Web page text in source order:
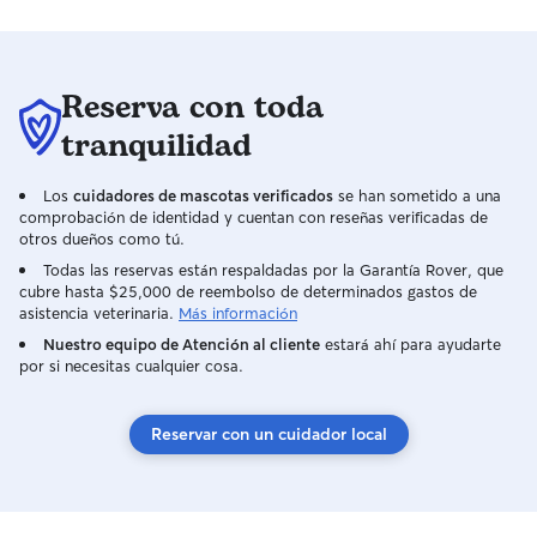
remota desde casa, lo que me permite
estar presente, atenta y disponible
durante el día. Esto facilita que las
periodos de tiempo y reciban compañía
constante. Organizo mi día de manera
(alimentación, paseos, descanso) y
asegurarme de que estén cómodas,
momento. También tengo disponibilidad
algunos fines de semana que estoy en
necesidades de cada mascota y a las
indicaciones de sus dueños, ya sea en mi
Reserva con toda
tranquilidad
Los cuidadores de mascotas verificados se han sometido a una
comprobación de identidad y cuentan con reseñas verificadas de
otros dueños como tú.
Todas las reservas están respaldadas por la Garantía Rover, que
cubre hasta $25,000 de reembolso de determinados gastos de
asistencia veterinaria. Más información
Nuestro equipo de Atención al cliente estará ahí para ayudarte
por si necesitas cualquier cosa.
Reservar con un cuidador local